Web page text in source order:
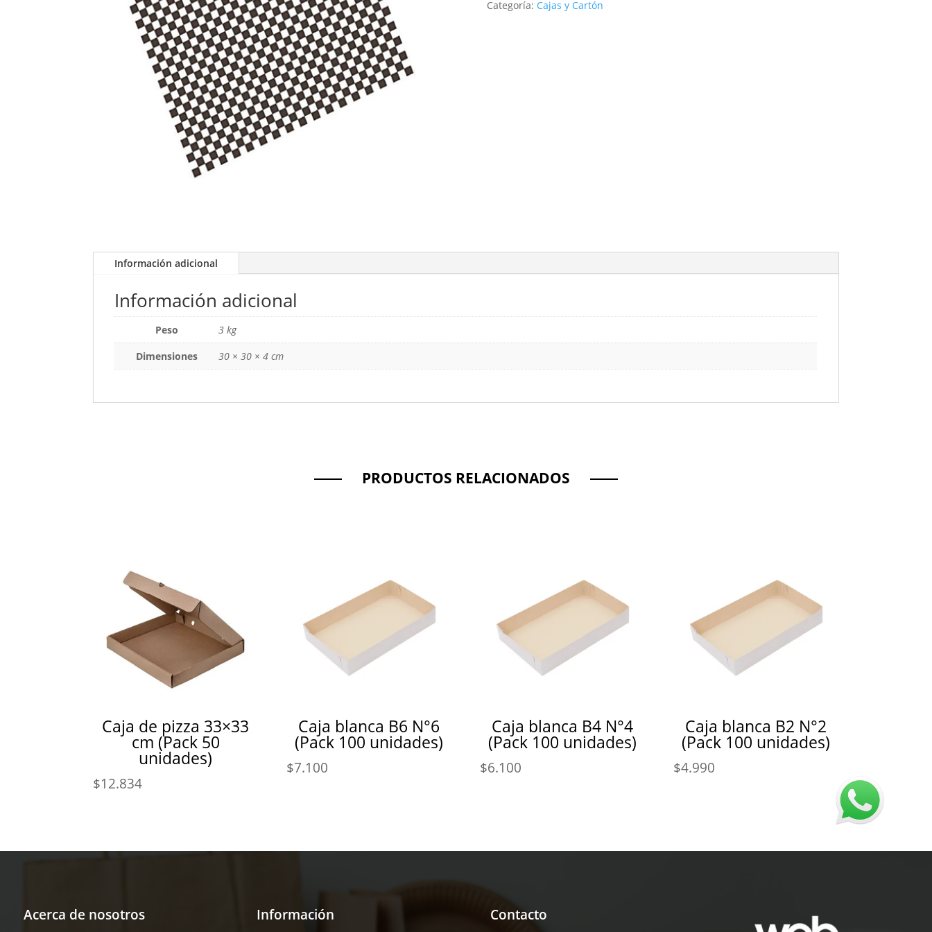
Categoría: Cajas y Cartón
Información adicional
Información adicional
Peso
3 kg
Dimensiones
30 × 30 × 4 cm
PRODUCTOS RELACIONADOS
Caja de pizza 33×33
cm (Pack 50
unidades)
$12.834
Caja blanca B6 N°6
(Pack 100 unidades)
$7.100
Caja blanca B4 N°4
(Pack 100 unidades)
$6.100
Caja blanca B2 N°2
(Pack 100 unidades)
$4.990
Acerca de nosotros Información Contacto